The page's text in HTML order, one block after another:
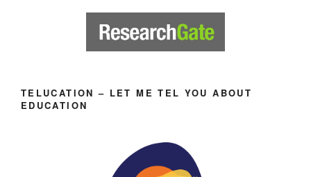
TELUCATION – LET ME TEL YOU ABOUT
EDUCATION